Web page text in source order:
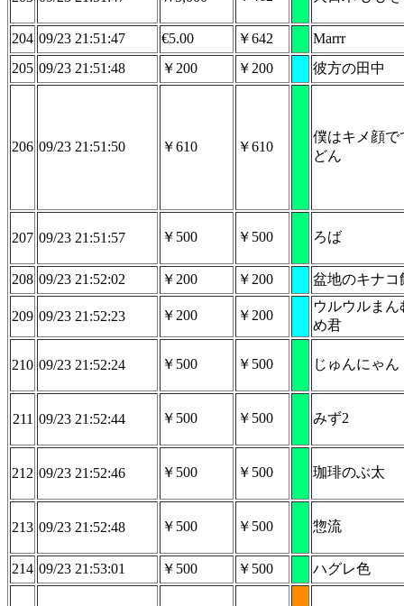
204 09/23 21:51:47 €5.00 ￥642
Marrr
205 09/23 21:51:48 ￥200 ￥200 彼方の田中
206 09/23 21:51:50 ￥610 ￥610
僕はキメ顔で
どん
207 09/23 21:51:57 ￥500 ￥500 ろば
208 09/23 21:52:02 ￥200 ￥200 盆地のキナコ
209 09/23 21:52:23 ￥200 ￥200
ウルウルまん
め君
210 09/23 21:52:24 ￥500 ￥500 じゅんにゃん
211 09/23 21:52:44 ￥500 ￥500 みず2
212 09/23 21:52:46 ￥500 ￥500 珈琲のぶ太
213 09/23 21:52:48 ￥500 ￥500 惣流
214 09/23 21:53:01 ￥500 ￥500 ハグレ色